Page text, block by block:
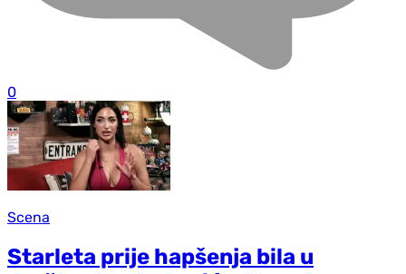
0
Scena
Starleta prije hapšenja bila u